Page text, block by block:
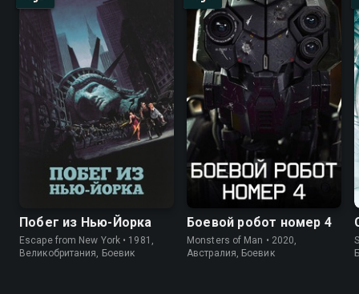
Побег из Нью-Йорка
Escape from New York • 1981,
Великобритания, Боевик
Боевой робот номер 4
Monsters of Man • 2020,
Австралия, Боевик